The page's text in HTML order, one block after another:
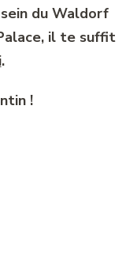
du Waldorf
il te suffit
.
!